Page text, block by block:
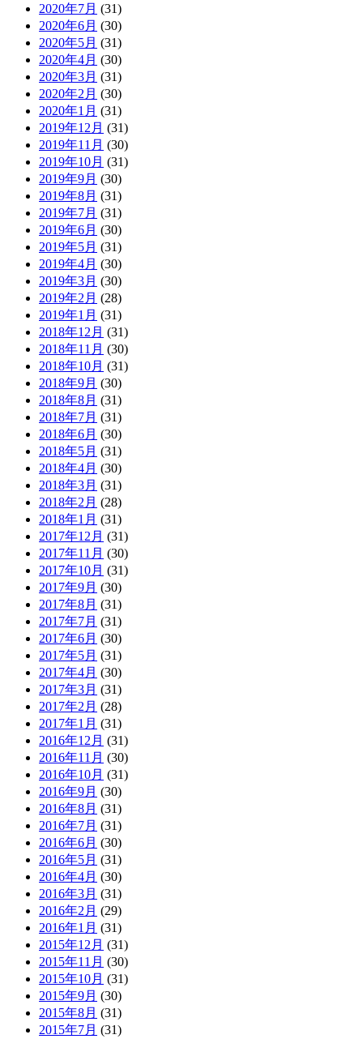
2020年7月 (31)
2020年6月 (30)
2020年5月 (31)
2020年4月 (30)
2020年3月 (31)
2020年2月 (30)
2020年1月 (31)
2019年12月 (31)
2019年11月 (30)
2019年10月 (31)
2019年9月 (30)
2019年8月 (31)
2019年7月 (31)
2019年6月 (30)
2019年5月 (31)
2019年4月 (30)
2019年3月 (30)
2019年2月 (28)
2019年1月 (31)
2018年12月 (31)
2018年11月 (30)
2018年10月 (31)
2018年9月 (30)
2018年8月 (31)
2018年7月 (31)
2018年6月 (30)
2018年5月 (31)
2018年4月 (30)
2018年3月 (31)
2018年2月 (28)
2018年1月 (31)
2017年12月 (31)
2017年11月 (30)
2017年10月 (31)
2017年9月 (30)
2017年8月 (31)
2017年7月 (31)
2017年6月 (30)
2017年5月 (31)
2017年4月 (30)
2017年3月 (31)
2017年2月 (28)
2017年1月 (31)
2016年12月 (31)
2016年11月 (30)
2016年10月 (31)
2016年9月 (30)
2016年8月 (31)
2016年7月 (31)
2016年6月 (30)
2016年5月 (31)
2016年4月 (30)
2016年3月 (31)
2016年2月 (29)
2016年1月 (31)
2015年12月 (31)
2015年11月 (30)
2015年10月 (31)
2015年9月 (30)
2015年8月 (31)
2015年7月 (31)